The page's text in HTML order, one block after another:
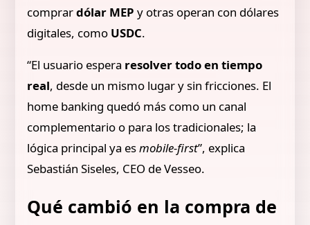
comprardólar MEP y otras operan con dólares
digitales, como USDC.
“El usuario espera resolver todo en tiempo
real, desde un mismo lugar y sin fricciones. El
home banking quedó más como un canal
complementario o para los tradicionales; la
lógica principal ya esmobile-first”, explica
Sebastián Siseles, CEO de Vesseo.
Qué cambió en la compra de